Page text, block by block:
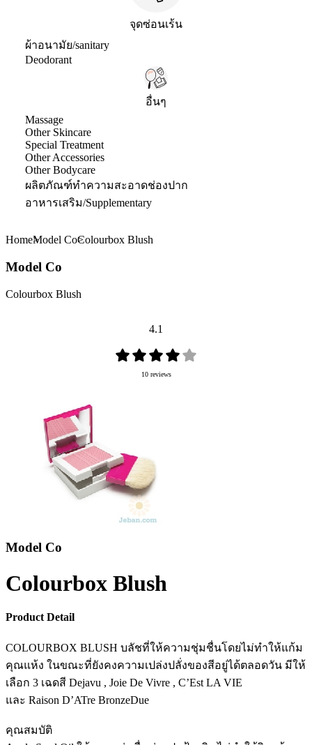
จุดซ่อนเร้น
ผ้าอนามัย/sanitary
Deodorant
อื่นๆ
Massage
Other Skincare
Special Treatment
Other Accessories
Other Bodycare
ผลิตภัณฑ์ทำความสะอาดช่องปาก
อาหารเสริม/Supplementary
HomeModel CoColourbox Blush
Model Co
Colourbox Blush
4.1
10 reviews
Model Co
Colourbox Blush
Product Detail
COLOURBOX BLUSH บลัชที่ให้ความชุ่มชื่นโดยไม่ทำให้แก้ม
คุณแห้ง ในขณะที่ยังคงความเปล่งปลั่งของสีอยู่ได้ตลอดวัน มีให้
เลือก 3 เฉดสี Dejavu , Joie De Vivre , C’Est LA VIE
และ Raison D’ATre BronzeDue
คุณสมบัติ